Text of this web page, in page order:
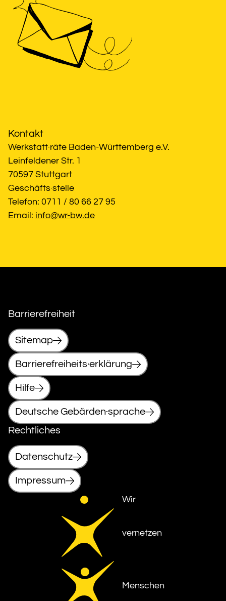
Kontakt
Werkstatt·räte Baden-Württemberg e.V.
Leinfeldener Str. 1
70597 Stuttgart
Geschäfts·stelle
Telefon: 0711 / 80 66 27 95
Email: info@wr-bw.de
Barrierefreiheit
Sitemap
Barrierefreiheits·erklärung
Hilfe
Deutsche Gebärden·sprache
Rechtliches
Datenschutz
Impressum
Wir
vernetzen
Menschen